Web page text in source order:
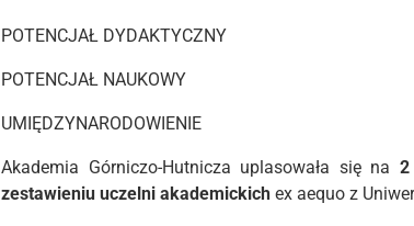
POTENCJAŁ DYDAKTYCZNY
POTENCJAŁ NAUKOWY
UMIĘDZYNARODOWIENIE
Akademia Górniczo-Hutnicza uplasowała się na 2
zestawieniu uczelni akademickich ex aequo z